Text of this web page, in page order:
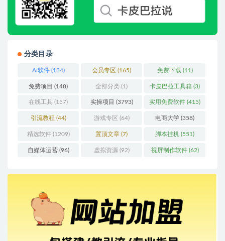
分类目录
Ai软件(134) 会员专区 (165) 免费下载 (11)
免费项目 (148) 全部分类 (1) 卡皮巴拉工具箱 (3)
在线工具 (157) 实操项目 (3793) 实用免费软件 (415)
引流教程 (44) 游戏专区 (64) 电商大学 (358)
精选软件(1209) 置顶文章 (7) 脚本挂机 (551)
自媒体运营(96) 虚拟资源 (92) 视屏制作软件(62)